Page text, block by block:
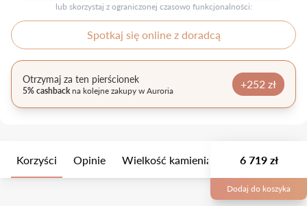
lub skorzystaj z ograniczonej czasowo funkcjonalności:
Spotkaj się online z doradcą
Otrzymaj za ten pierścionek
5% cashbackna kolejne zakupy w Auroria +252 zł
Korzyści Opinie Wielkość kamienia Opis
6 719 zł
Dodaj do koszyka